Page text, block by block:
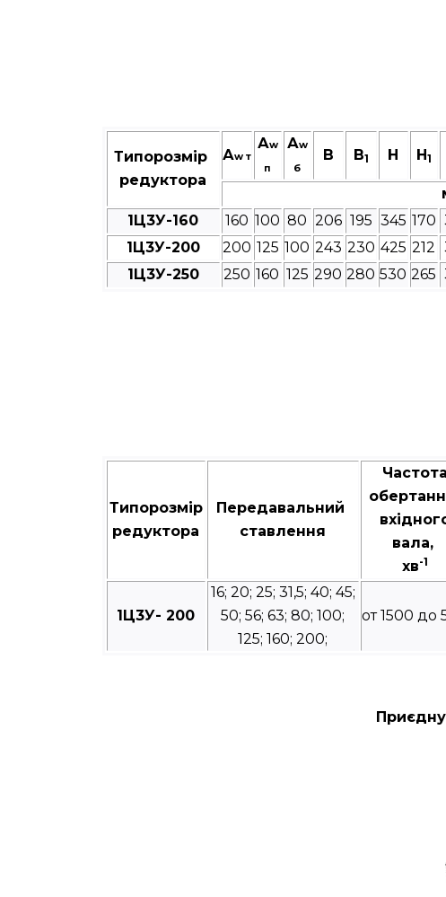
Типорозмір
редуктора
Аw т
Аw
п
Аw
б
В B1 Н H1
1Ц3У-160
160 100 80 206 195 345 170
1Ц3У-200
200 125 100 243 230 425 212
1Ц3У-250
250 160 125 290 280 530 265
Типорозмір
редуктора
Передавальний
ставлення
Частота
вала,
хв-1
1Ц3У- 200
16; 20; 25; 31,5; 40; 45;
50; 56; 63; 80; 100;
125; 160; 200;
от 1500 до